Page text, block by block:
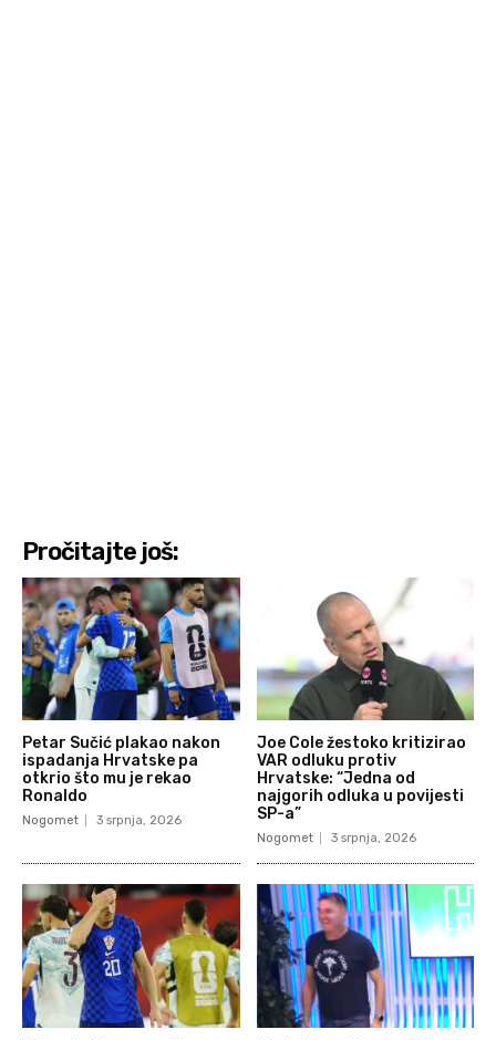
Pročitajte još:
Petar Sučić plakao nakon
ispadanja Hrvatske pa
otkrio što mu je rekao
Ronaldo
Nogomet 3 srpnja, 2026
Joe Cole žestoko kritizirao
VAR odluku protiv
Hrvatske: “Jedna od
najgorih odluka u povijesti
SP-a”
Nogomet 3 srpnja, 2026